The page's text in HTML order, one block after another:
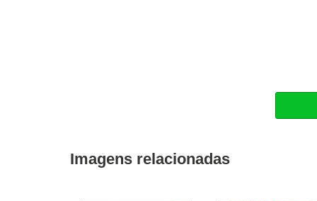
Imagens relacionadas